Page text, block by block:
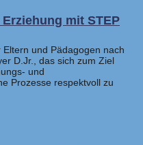
mit STEP
Eltern und Pädagogen nach
D.Jr., das sich zum Ziel
und
Prozesse respektvoll zu